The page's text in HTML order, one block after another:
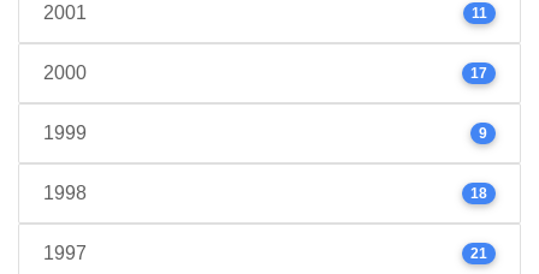
2001 11
2000 17
1999 9
1998 18
1997 21